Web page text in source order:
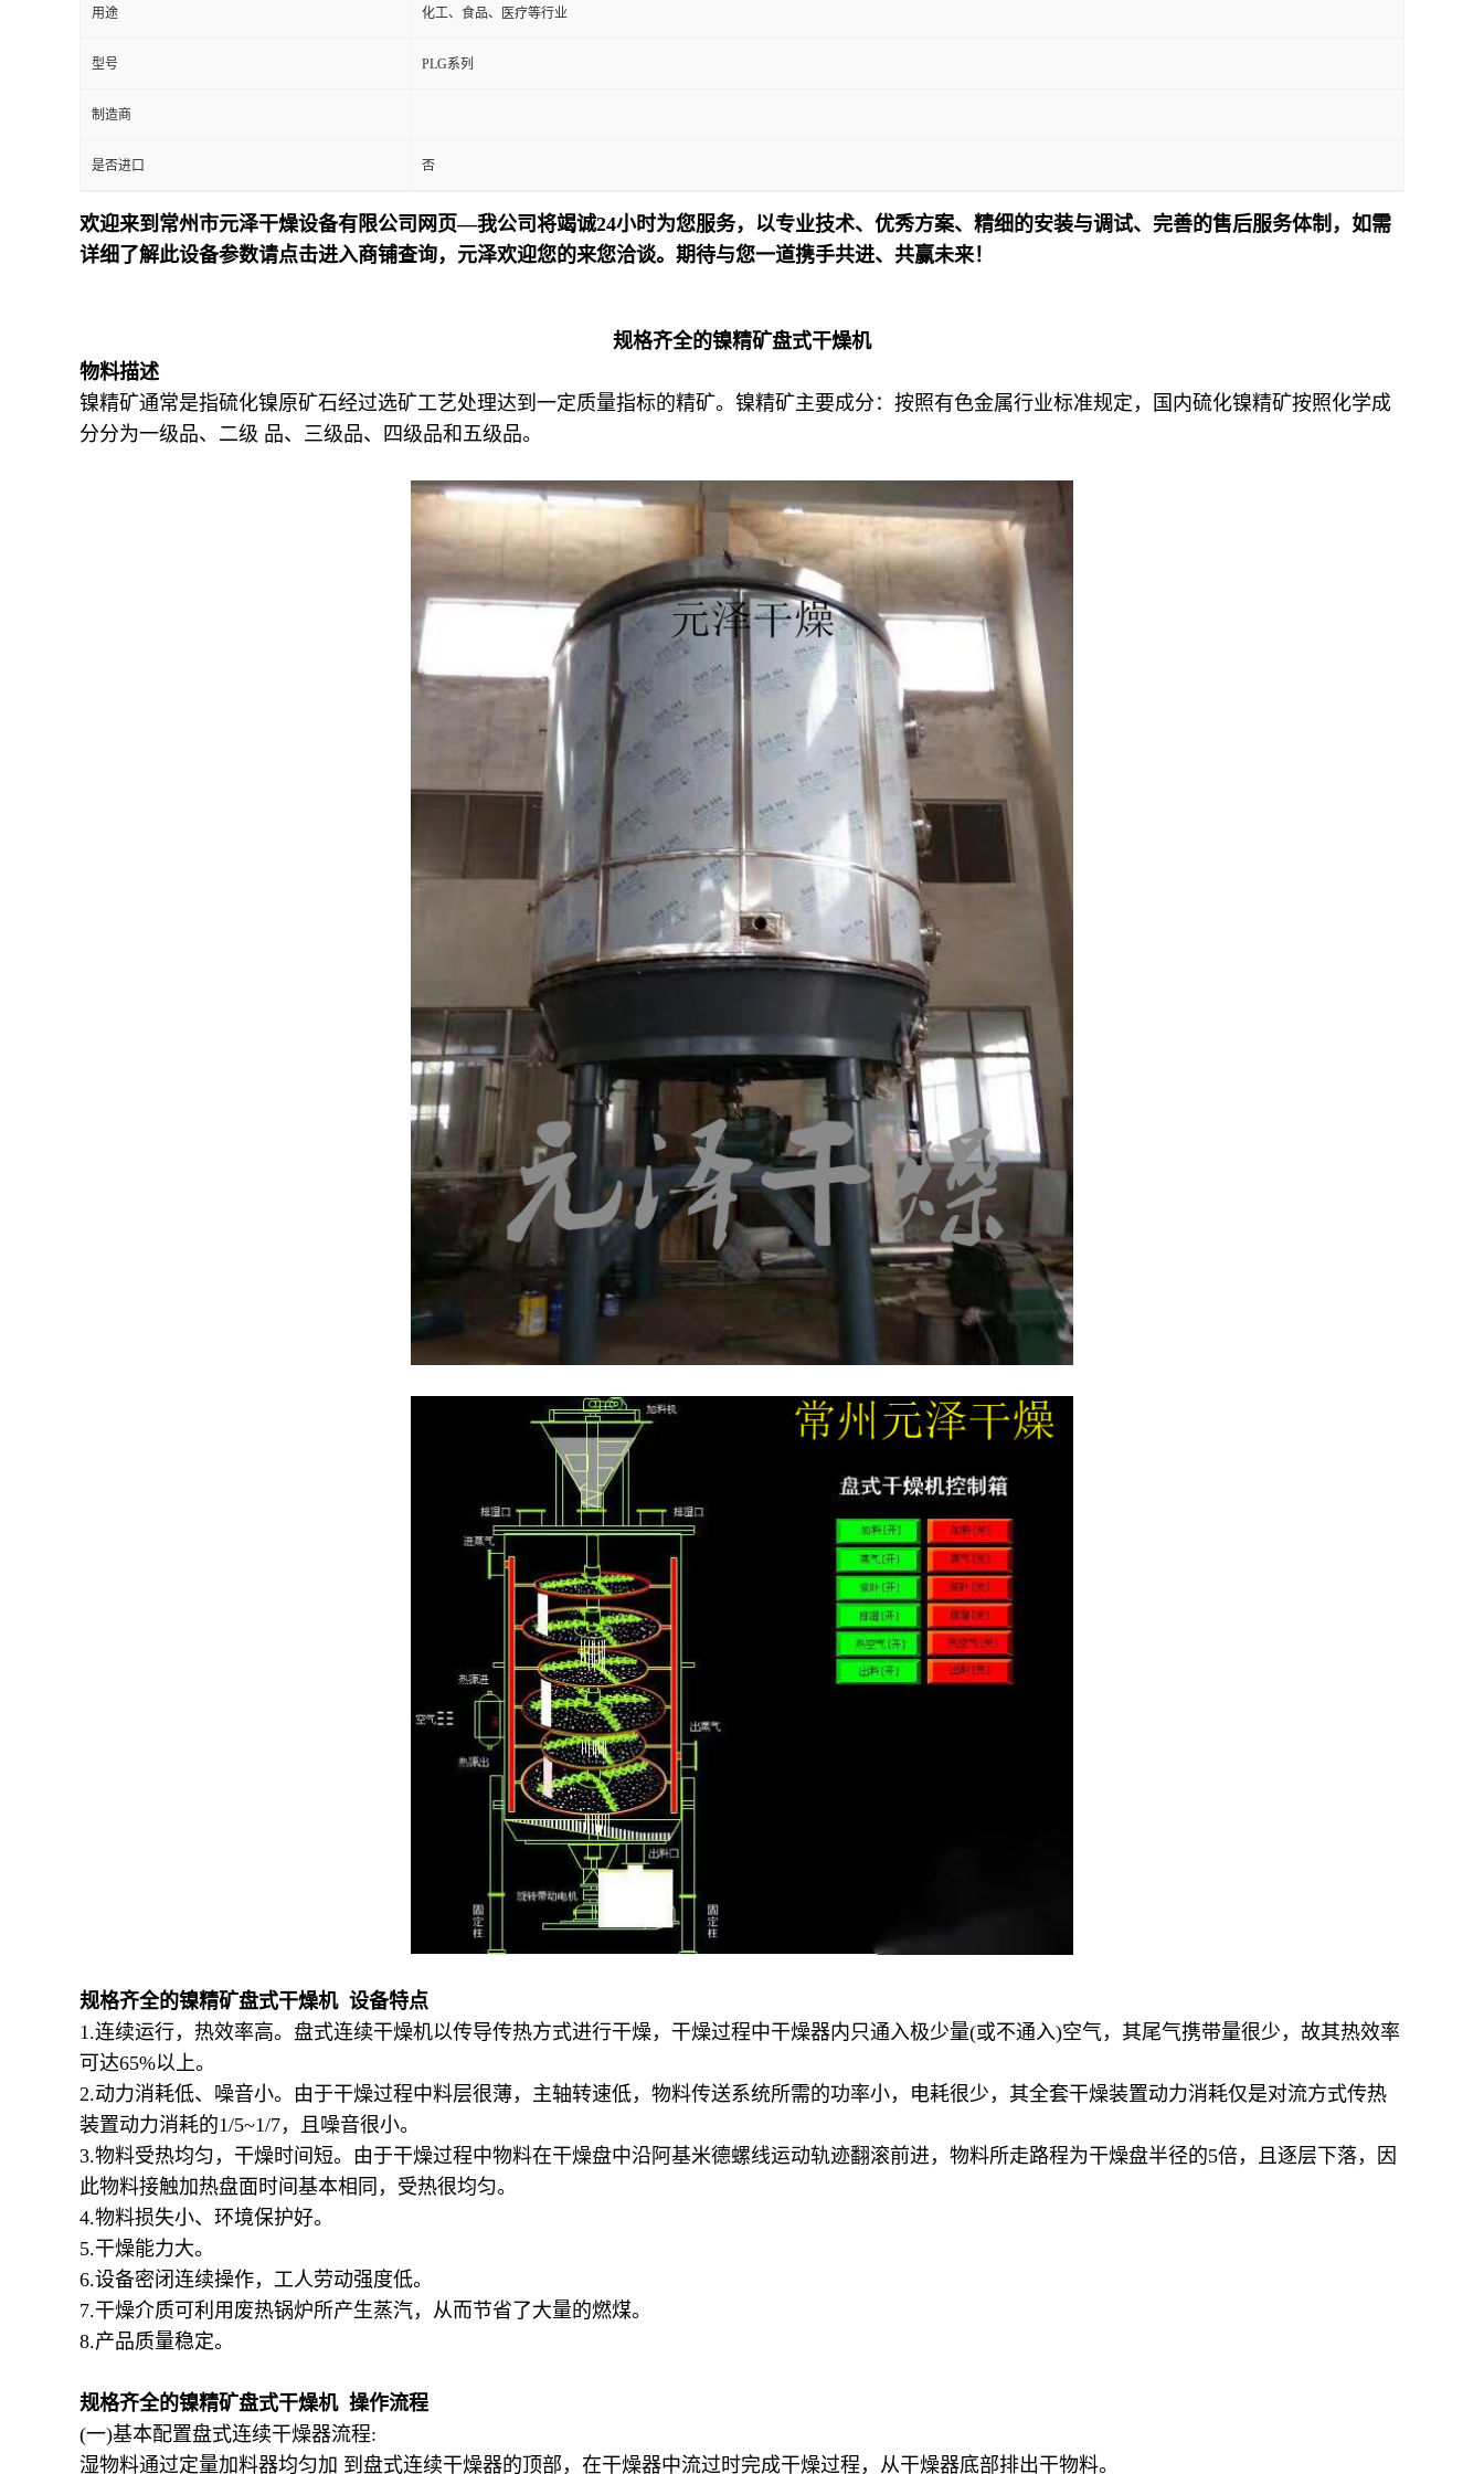
用途 化工、食品、医疗等行业
型号 PLG系列
制造商
是否进口 否
欢迎来到常州市元泽干燥设备有限公司网页—我公司将竭诚24小时为您服务，以专业技术、优秀方案、精细的安装与调试、完善的售后服务体制，如需
详细了解此设备参数请点击进入商铺查询，元泽欢迎您的来您洽谈。期待与您一道携手共进、共赢未来！
规格齐全的镍精矿盘式干燥机
物料描述
镍精矿通常是指硫化镍原矿石经过选矿工艺处理达到一定质量指标的精矿。镍精矿主要成分：按照有色金属行业标准规定，国内硫化镍精矿按照化学成
分分为一级品、二级 品、三级品、四级品和五级品。
规格齐全的镍精矿盘式干燥机 设备特点
1.连续运行，热效率高。盘式连续干燥机以传导传热方式进行干燥，干燥过程中干燥器内只通入极少量(或不通入)空气，其尾气携带量很少，故其热效率
可达65%以上。
2.动力消耗低、噪音小。由于干燥过程中料层很薄，主轴转速低，物料传送系统所需的功率小，电耗很少，其全套干燥装置动力消耗仅是对流方式传热
装置动力消耗的1/5~1/7，且噪音很小。
3.物料受热均匀，干燥时间短。由于干燥过程中物料在干燥盘中沿阿基米德螺线运动轨迹翻滚前进，物料所走路程为干燥盘半径的5倍，且逐层下落，因
此物料接触加热盘面时间基本相同，受热很均匀。
4.物料损失小、环境保护好。
5.干燥能力大。
6.设备密闭连续操作，工人劳动强度低。
7.干燥介质可利用废热锅炉所产生蒸汽，从而节省了大量的燃煤。
8.产品质量稳定。
规格齐全的镍精矿盘式干燥机 操作流程
(一)基本配置盘式连续干燥器流程:
湿物料通过定量加料器均匀加 到盘式连续干燥器的顶部，在干燥器中流过时完成干燥过程，从干燥器底部排出干物料。